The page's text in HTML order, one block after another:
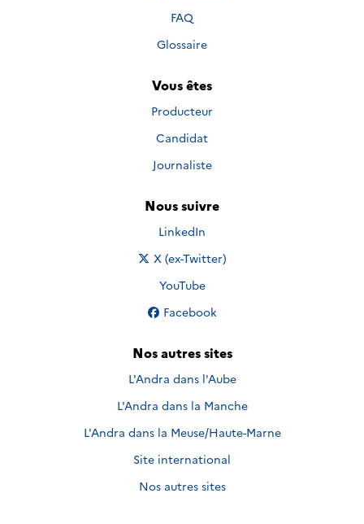
FAQ
Glossaire
Vous êtes
Producteur
Candidat
Journaliste
Nous suivre
Nous suivre sur
LinkedIn
Nous suivre sur
X (ex-Twitter)
Nous suivre sur
YouTube
Nous suivre sur
Facebook
Nos autres sites
L'Andra dans l'Aube
L'Andra dans la Manche
L'Andra dans la Meuse/Haute-Marne
Site international
Nos autres sites